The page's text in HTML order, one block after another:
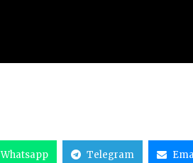
Whatsapp Telegram